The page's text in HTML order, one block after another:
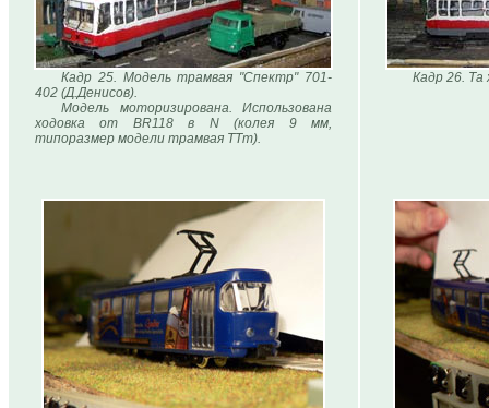
Кадр 25. Модель трамвая "Спектр" 701-
402 (Д.Денисов).
Модель моторизирована. Использована
ходовка от BR118 в N (колея 9 мм,
типоразмер модели трамвая ТТm).
Кадр 26. Та